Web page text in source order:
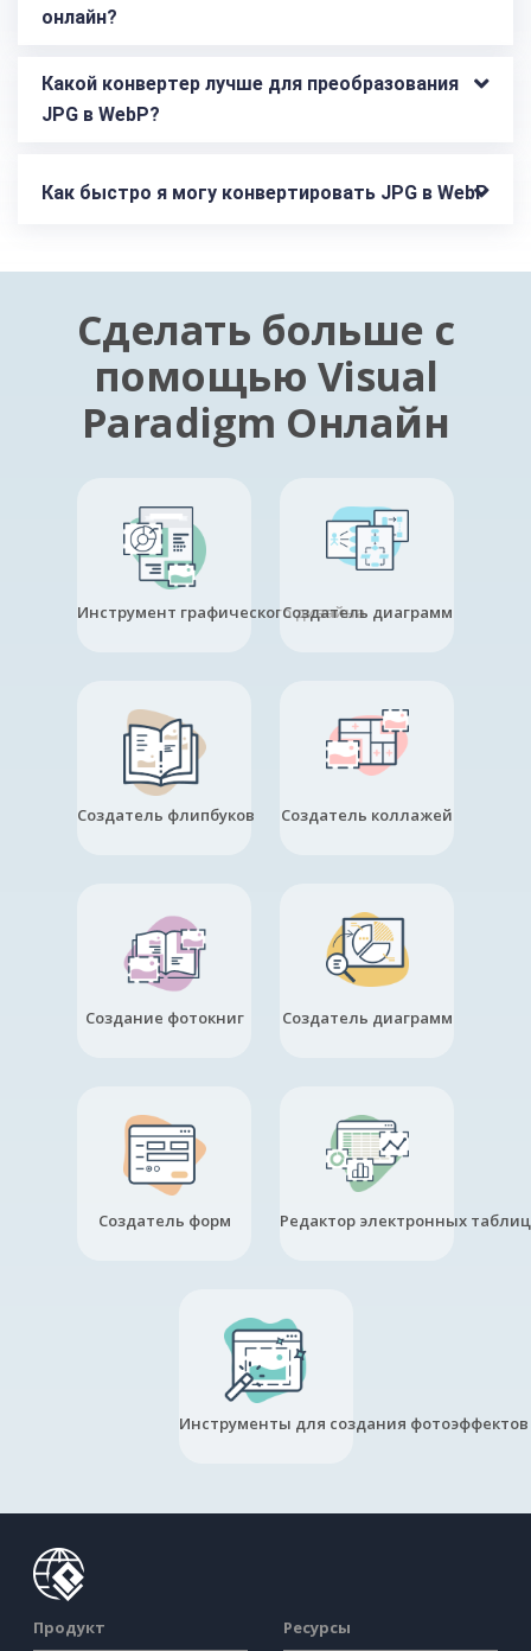
онлайн?
Какой конвертер лучше для преобразования
JPG в WebP?
Как быстро я могу конвертировать JPG в WebP
Сделать больше с
помощью Visual
Paradigm Онлайн
Инструмент графического дизайнаСоздатель диаграмм
Создатель флипбуков Создатель коллажей
Создание фотокниг Создатель диаграмм
Создатель форм Редактор электронных таблиц
Инструменты для создания фотоэффектов
Продукт Ресурсы